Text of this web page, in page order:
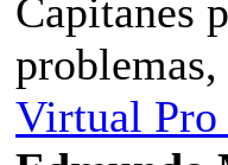
Capitanes
Virtual